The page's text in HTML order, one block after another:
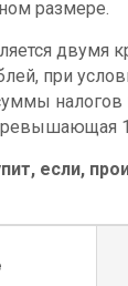
размере.
двумя
при
налогов
если,